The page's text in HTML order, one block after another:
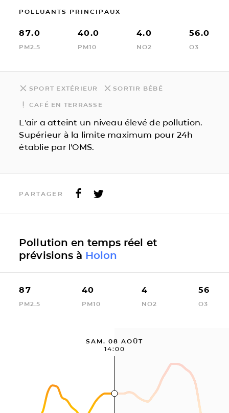
POLLUANTS PRINCIPAUX
87.0
PM2.5
40.0
PM10
4.0
NO2
56.0
O3
SPORT EXTÉRIEUR SORTIR BÉBÉ
CAFÉ EN TERRASSE
L'air a atteint un niveau élevé de pollution.
Supérieur à la limite maximum pour 24h
établie par l'OMS.
PARTAGER
Pollution en temps réel et
prévisions à Holon
87
PM2.5
40
PM10
4
NO2
56
O3
SAM. 08 AOÛT
14:00